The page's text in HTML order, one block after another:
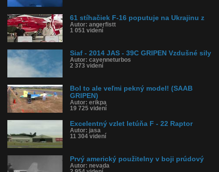
61 stíhačiek F-16 poputuje na Ukrajinu z
Autor: angerfistt
1 051 videní
Siaf - 2014 JAS - 39C GRIPEN Vzdušné sily
Autor: cayenneturbos
2 373 videní
Bol to ale veľmi pekný model! (SAAB
GRIPEN)
Autor: erikpa
19 725 videní
Excelentný vzlet letúňa F - 22 Raptor
Autor: jasa
11 304 videní
Prvý americký použitelny v boji prúdový
Autor: nevada